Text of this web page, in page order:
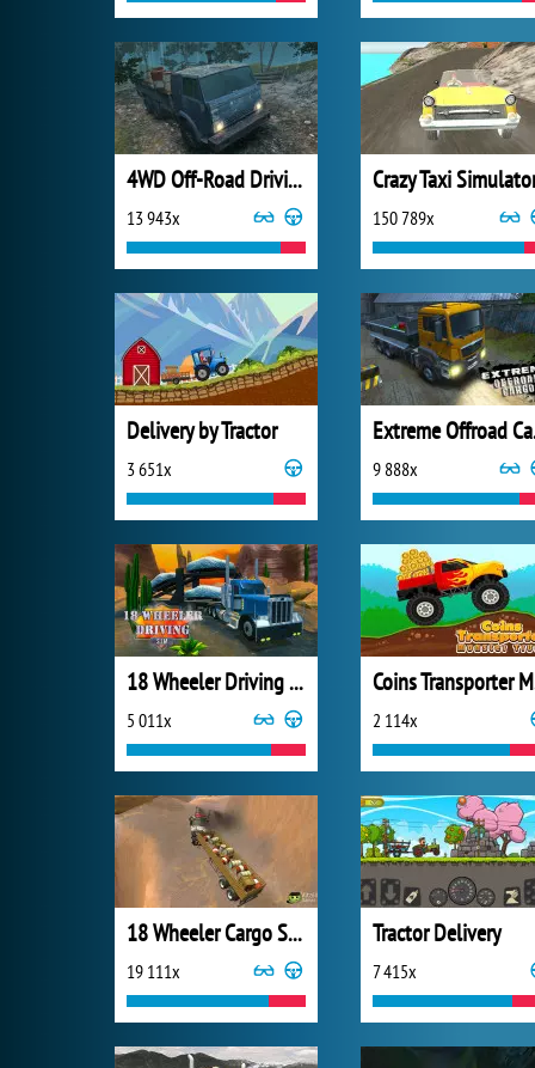
4WD Off-Road Driving Sim
13 943x
Crazy Taxi
150 789x
Delivery by Tractor
3 651x 9 888x
18 Wheeler Driving Sim
5 011x 2 114x
18 Wheeler Cargo Simulator
19 111x
Tractor Delivery
7 415x